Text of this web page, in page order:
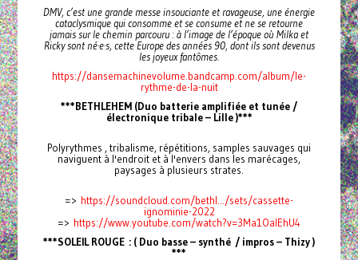
DMV, c’est une grande messe insouciante et ravageuse, une énergie
cataclysmique qui consomme et se consume et ne se retourne
jamais sur le chemin parcouru : à l’image de l’époque où Milka et
Ricky sont né·e·s, cette Europe des années 90, dont ils sont devenus
les joyeux fantômes.
https://dansemachinevolume.bandcamp.com/album/le-
rythme-de-la-nuit
***BETHLEHEM (Duo batterie amplifiée et tunée /
électronique tribale – Lille )***
Polyrythmes , tribalisme, répétitions, samples sauvages qui
naviguent à l'endroit et à l'envers dans les marécages,
paysages à plusieurs strates.
=> https://soundcloud.com/bethl.../sets/cassette-
ignominie-2022
=> https://www.youtube.com/watch?v=3Ma1OaIEhU4
***SOLEIL ROUGE : ( Duo basse – synthé / impros – Thizy )
***